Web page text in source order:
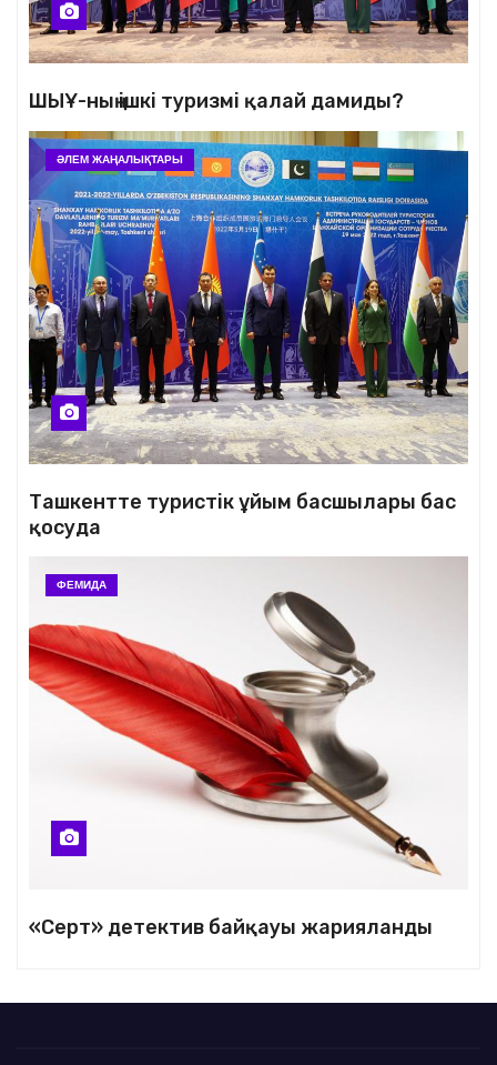
ШЫҰ-ның ішкі туризмі қалай дамиды?
ӘЛЕМ ЖАҢАЛЫҚТАРЫ
Ташкентте туристік ұйым басшылары бас
қосуда
ФЕМИДА
«Серт» детектив байқауы жарияланды